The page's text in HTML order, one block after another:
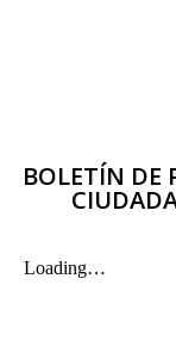
BOLETÍN DE